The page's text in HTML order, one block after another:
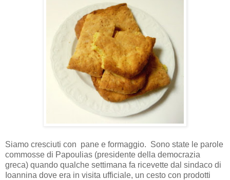
Siamo cresciuti con pane e formaggio. Sono state le parole
commosse di Papoulias (presidente della democrazia
greca) quando qualche settimana fa ricevette dal sindaco di
Ioannina dove era in visita ufficiale, un cesto con prodotti